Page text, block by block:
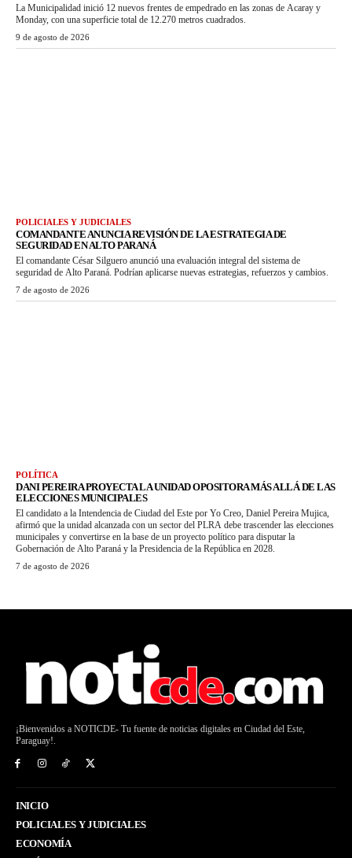
La Municipalidad inició 12 nuevos frentes de empedrado en las zonas de Acaray y
Monday, con una superficie total de 12.270 metros cuadrados.
9 de agosto de 2026
POLICIALES Y JUDICIALES
COMANDANTE ANUNCIA REVISIÓN DE LA ESTRATEGIA DE
SEGURIDAD EN ALTO PARANÁ
El comandante César Silguero anunció una evaluación integral del sistema de
seguridad de Alto Paraná. Podrían aplicarse nuevas estrategias, refuerzos y cambios.
7 de agosto de 2026
POLÍTICA
DANI PEREIRA PROYECTA LA UNIDAD OPOSITORA MÁS ALLÁ DE LAS
ELECCIONES MUNICIPALES
El candidato a la Intendencia de Ciudad del Este por Yo Creo, Daniel Pereira Mujica,
afirmó que la unidad alcanzada con un sector del PLRA debe trascender las elecciones
municipales y convertirse en la base de un proyecto político para disputar la
Gobernación de Alto Paraná y la Presidencia de la República en 2028.
7 de agosto de 2026
¡Bienvenidos a NOTICDE- Tu fuente de noticias digitales en Ciudad del Este,
Paraguay!.
INICIO
POLICIALES Y JUDICIALES
ECONOMÍA